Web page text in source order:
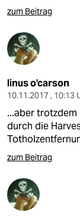
zum Beitrag
linus o'carson
10.11.2017 , 10:13
...aber
durch die
zum Beitrag